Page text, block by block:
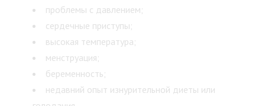
проблемы с давлением;
сердечные приступы;
высокая температура;
менструация;
беременность;
недавний опыт изнурительной диеты или